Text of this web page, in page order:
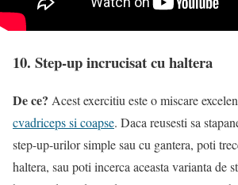
10. Step-up incrucisat cu haltera
De ce? Acest exercitiu este o miscare
cvadriceps si coapse. Daca reusesti sa
step-up-urilor simple sau cu gantera, poti
haltera, sau poti incerca aceasta varianta de